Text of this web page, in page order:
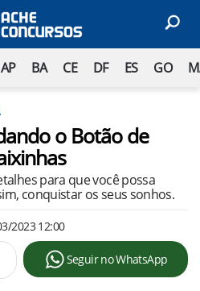
AP BA CE DF ES GO
o Botão de
para que você possa
conquistar os seus sonhos.
2023 12:00
Seguir no WhatsApp